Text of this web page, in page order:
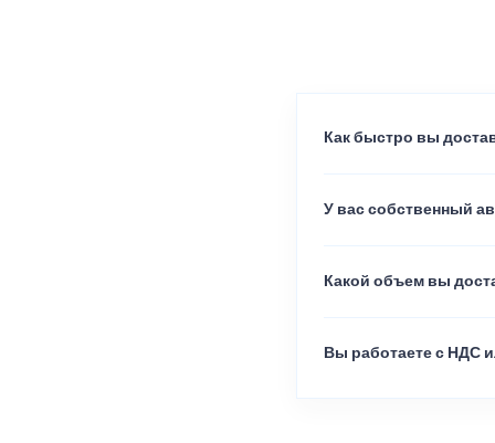
Как быстро вы
У вас собственный
Какой объем вы
Вы работаете с НДС